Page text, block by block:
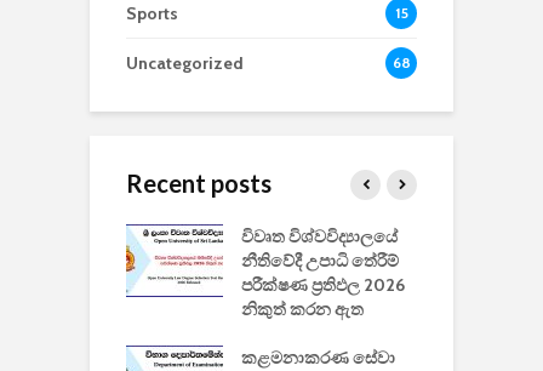
Sports 15
Uncategorized 68
Recent posts
විවෘත විශ්වවිද්‍යාලයේ
නීතිවේදී උපාධි තේරීම්
පරීක්ෂණ ප්‍රතිඵල 2026
නිකුත් කරන ඇත
කළමනාකරණ සේවා